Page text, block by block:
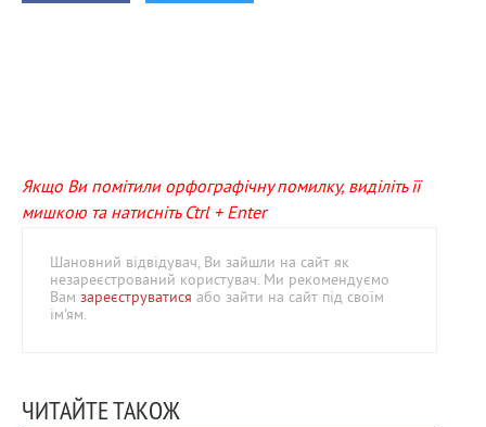
Якщо Ви помітили орфографічну помилку, виділіть її
мишкою та натисніть Ctrl + Enter
Шановний відвідувач, Ви зайшли на сайт як
незареєстрований користувач. Ми рекомендуємо
Вам зареєструватися або зайти на сайт під своїм
ім'ям.
ЧИТАЙТЕ ТАКОЖ